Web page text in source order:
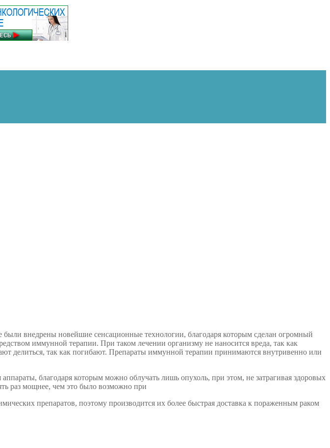
были внедрены новейшие сенсационные технологии, благодаря которым сделан огромный
иммунной терапии. При таком лечении организму не наносится вреда, так как
делиться, так как погибают. Препараты иммунной терапии принимаются внутривенно или
благодаря которым можно облучать лишь опухоль, при этом, не затрагивая здоровых
раз мощнее, чем это было возможно при
препаратов, поэтому производится их более быстрая доставка к пораженным раком